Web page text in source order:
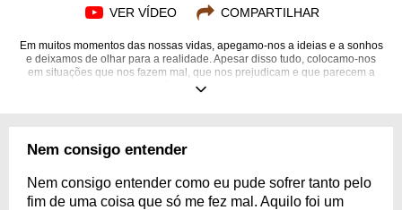
VER VÍDEO COMPARTILHAR
Em muitos momentos das nossas vidas, apegamo-nos a ideias e a sonhos
e deixamos de olhar para a realidade. Apesar disso tudo, colocamo-nos
em situações que nos fazem mal, que nos prejudicam e que parecem a
melhor maneira de viver. Então, sem aviso, um livramento toma conta de
isso. Aprenda mais sobre esse renascimento com frases de livramento e se
Nem consigo entender
Nem consigo entender como eu pude sofrer tanto pelo
fim de uma coisa que só me fez mal. Aquilo foi um